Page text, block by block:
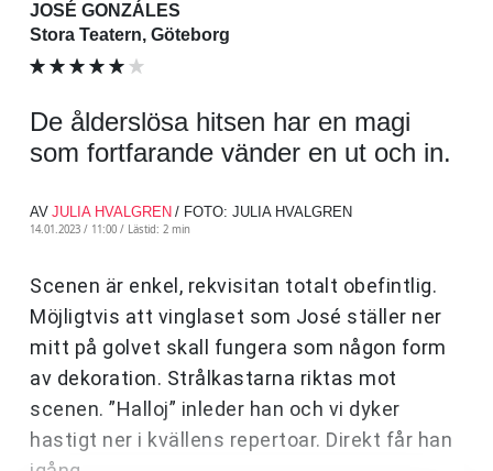
JOSÉ GONZÁLES
Stora Teatern, Göteborg
De ålderslösa hitsen har en magi
som fortfarande vänder en ut och in.
AV JULIA HVALGREN / FOTO: JULIA HVALGREN
14.01.2023 / 11:00 / Lästid: 2 min
Scenen är enkel, rekvisitan totalt obefintlig.
Möjligtvis att vinglaset som José ställer ner
mitt på golvet skall fungera som någon form
av dekoration. Strålkastarna riktas mot
scenen. ”Halloj” inleder han och vi dyker
hastigt ner i kvällens repertoar. Direkt får han